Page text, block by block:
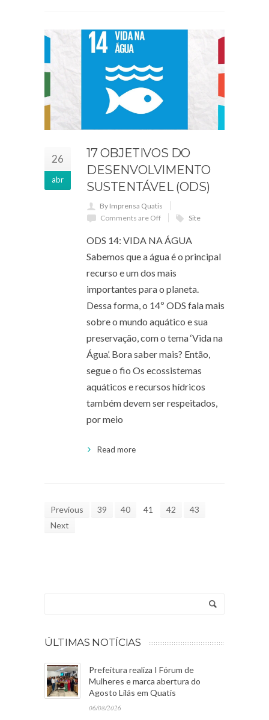
26
abr
17 OBJETIVOS DO
DESENVOLVIMENTO
SUSTENTÁVEL (ODS)
By Imprensa Quatis
Comments are Off
Site
ODS 14: VIDA NA ÁGUA
Sabemos que a água é o principal
recurso e um dos mais
importantes para o planeta.
Dessa forma, o 14º ODS fala mais
sobre o mundo aquático e sua
preservação, com o tema ‘Vida na
Água’. Bora saber mais? Então,
segue o fio Os ecossistemas
aquáticos e recursos hídricos
também devem ser respeitados,
por meio
Read more
Previous 39 40 41 42
43
Next
ÚLTIMAS NOTÍCIAS
Prefeitura realiza I Fórum de
Mulheres e marca abertura do
Agosto Lilás em Quatis
06/08/2026